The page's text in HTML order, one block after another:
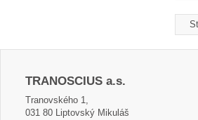
TRANOSCIUS a.s.
Tranovského 1,
031 80 Liptovský Mikuláš